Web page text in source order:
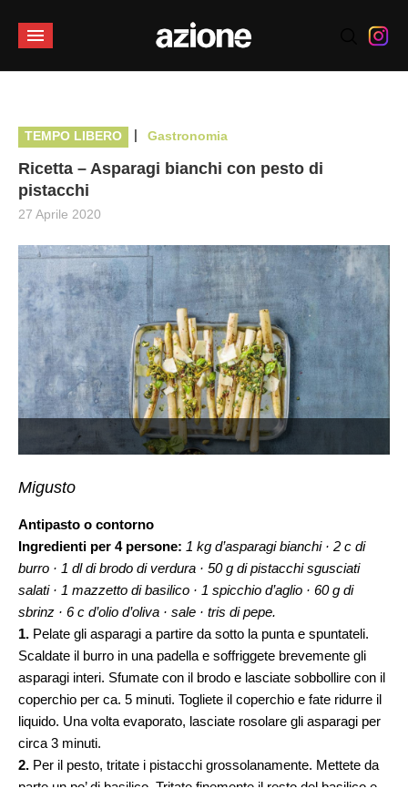
TEMPO LIBERO | Gastronomia
Ricetta – Asparagi bianchi con pesto di
pistacchi
27 Aprile 2020
Migusto
Antipasto o contorno
Ingredienti per 4 persone: 1 kg d’asparagi bianchi · 2 c di
burro · 1 dl di brodo di verdura · 50 g di pistacchi sgusciati
salati · 1 mazzetto di basilico · 1 spicchio d’aglio · 60 g di
sbrinz · 6 c d’olio d’oliva · sale · tris di pepe.
1. Pelate gli asparagi a partire da sotto la punta e spuntateli.
Scaldate il burro in una padella e soffriggete brevemente gli
asparagi interi. Sfumate con il brodo e lasciate sobbollire con il
coperchio per ca. 5 minuti. Togliete il coperchio e fate ridurre il
liquido. Una volta evaporato, lasciate rosolare gli asparagi per
circa 3 minuti.
2. Per il pesto, tritate i pistacchi grossolanamente. Mettete da
parte un po’ di basilico. Tritate finemente il resto del basilico e